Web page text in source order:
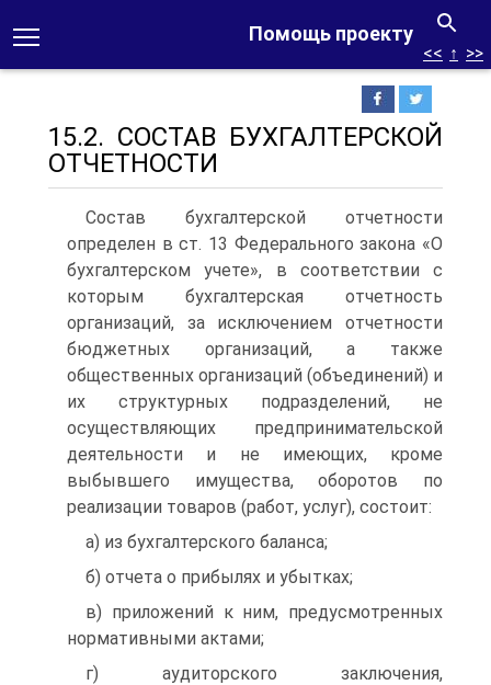
Помощь проекту
<< ↑ >>
15.2. СОСТАВ БУХГАЛТЕРСКОЙ
ОТЧЕТНОСТИ
Состав бухгалтерской отчетности
определен в ст. 13 Федерального закона «О
бухгалтерском учете», в соответствии с
которым бухгалтерская отчетность
организаций, за исключением отчетности
бюджетных организаций, а также
общественных организаций (объединений) и
их структурных подразделений, не
осуществляющих предпринимательской
деятельности и не имеющих, кроме
выбывшего имущества, оборотов по
реализации товаров (работ, услуг), состоит:
а) из бухгалтерского баланса;
б) отчета о прибылях и убытках;
в) приложений к ним, предусмотренных
нормативными актами;
г) аудиторского заключения,